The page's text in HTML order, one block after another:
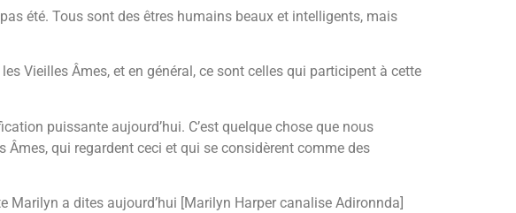
été. Tous sont des êtres humains beaux et intelligents, mais
Vieilles Âmes, et en général, ce sont celles qui participent à cette
puissante aujourd’hui. C’est quelque chose que nous
qui regardent ceci et qui se considèrent comme des
Marilyn a dites aujourd’hui [Marilyn Harper canalise Adironnda]